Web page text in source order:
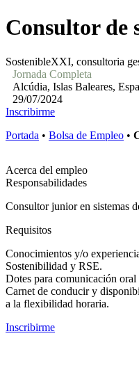
Consultor de
SostenibleXXI, consultoria
Jornada Completa
Alcúdia, Islas Baleares,
29/07/2024
Inscribirme
Portada • Bolsa de Empleo •
Acerca del empleo
Responsabilidades
Consultor junior en sistemas
Requisitos
Conocimientos y/o
Sostenibilidad y RSE.
Dotes para comunicación oral
Carnet de conducir y
a la flexibilidad horaria.
Inscribirme